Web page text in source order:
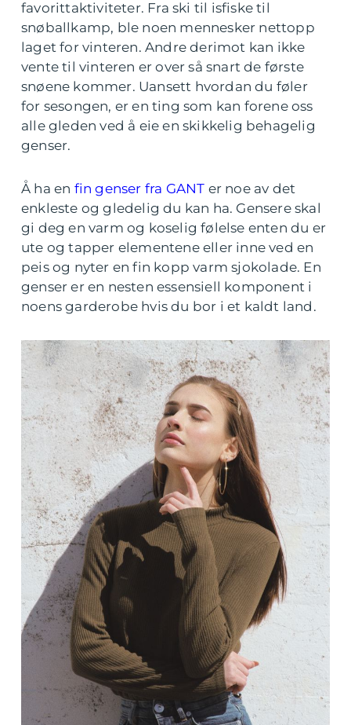
favorittaktiviteter. Fra ski til isfiske til
snøballkamp, ​​ble noen mennesker nettopp
laget for vinteren. Andre derimot kan ikke
vente til vinteren er over så snart de første
snøene kommer. Uansett hvordan du føler
for sesongen, er en ting som kan forene oss
alle gleden ved å eie en skikkelig behagelig
genser.
Å ha en fin genser fra GANT er noe av det
enkleste og gledelig du kan ha. Gensere skal
gi deg en varm og koselig følelse enten du er
ute og tapper elementene eller inne ved en
peis og nyter en fin kopp varm sjokolade. En
genser er en nesten essensiell komponent i
noens garderobe hvis du bor i et kaldt land.